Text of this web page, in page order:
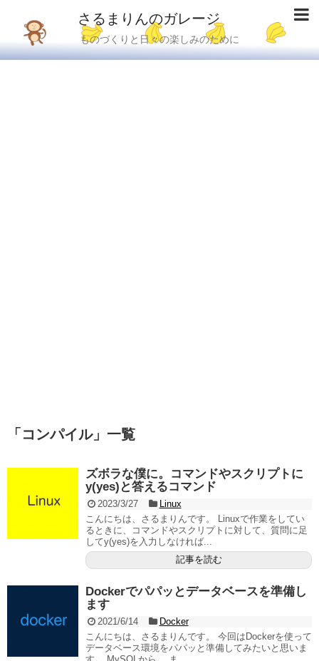
さるまりんのガレージ
ものづくりと日々の楽しみのために
「 コンパイル」 一覧
ズボラな僕に。コマンドやスクリプトに
y(yes)と答えるコマンド
2023/3/27
Linux
こんにちは、さるまりんです。 Linuxで作業をしてい
るときに、コマンドやスクリプトに対して、質問に足
してy(yes)を入力しなければ...
記事を読む
Dockerでパパッとデータベースを準備し
ます
2021/6/14
Docker
こんにちは、さるまりんです。 今回はDockerを使って
データベース環境をパパッと準備してみたいと思いま